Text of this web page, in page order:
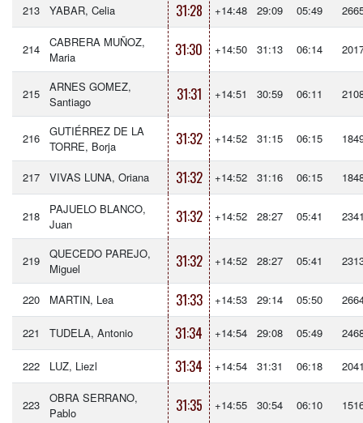
213 YABAR, Celia 31:28 +14:48 29:09 05:49
214
CABRERA MUÑOZ,
Maria
31:30 +14:50 31:13 06:14
215
ARNES GOMEZ,
Santiago
31:31 +14:51 30:59 06:11
216
GUTIÉRREZ DE LA
TORRE, Borja
31:32 +14:52 31:15 06:15
217 VIVAS LUNA, Oriana 31:32 +14:52 31:16 06:15
218
PAJUELO BLANCO,
Juan
31:32 +14:52 28:27 05:41
219
QUECEDO PAREJO,
Miguel
31:32 +14:52 28:27 05:41
220 MARTIN, Lea 31:33 +14:53 29:14 05:50
221 TUDELA, Antonio 31:34 +14:54 29:08 05:49
222 LUZ, Liezl 31:34 +14:54 31:31 06:18
223
OBRA SERRANO,
Pablo
31:35 +14:55 30:54 06:10